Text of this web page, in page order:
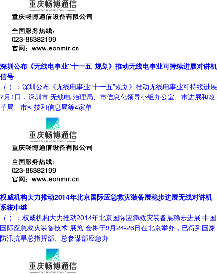
深圳公布《无线电事业“十一五”规划》推动无线电事业可持续进展对讲机
信号
（ ）：深圳公布《无线电事业“十一五”规划》推动无线电事业可持续进展
7月1日，深圳市 无线电 治理局、市信息化领导小组办公室、市进展和改
革局、市科技和信息局等4家单
权威机构大力推动2014年北京国际应急救灾装备展稳步进展无线对讲机
系统中继
（ ）：权威机构大力推动2014年北京国际应急救灾装备展稳步进展 中国
国际应急救灾装备技术 展览 会将于9月24-26日在北京举办，已得到国家
防汛抗旱总指挥部、总参谋部应急办